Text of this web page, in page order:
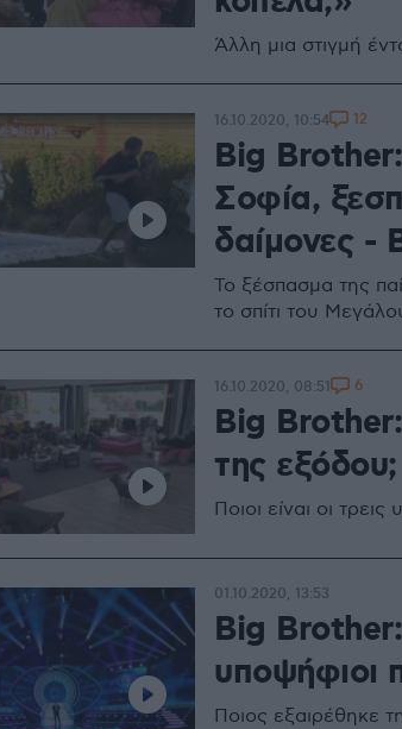
Άλλη μια στιγμή
Big
Σοφία,
δαίμονες -
Το ξέσπασμα της
το σπίτι του
16.10.2020, 10:54 12
Big
της εξόδου;
Ποιοι είναι οι
16.10.2020, 08:51 6
Big Brother:
υποψήφιοι
Ποιος εξαιρέθηκε
01.10.2020, 13:53